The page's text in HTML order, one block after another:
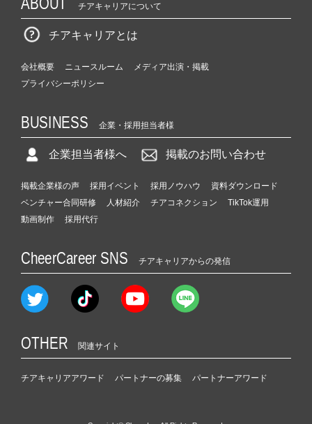
チアキャリアについて
チアキャリアとは
会社概要 ニュースルーム
メディア出演・掲載
プライバシーポリシー
BUSINESS 企業・採用担当者様
企業担当者様へ 掲載のお問い合わせ
掲載企業様の声 採用イベント 採用ノウハウ
資料ダウンロード
ベンチャー合同研修
人材紹介 チアコネクション
TikTok運用
動画制作
採用代行
CheerCareer SNS チアキャリアからの発信
OTHER 関連サイト
チアキャリアアワード パートナーの募集 パートナーアワード